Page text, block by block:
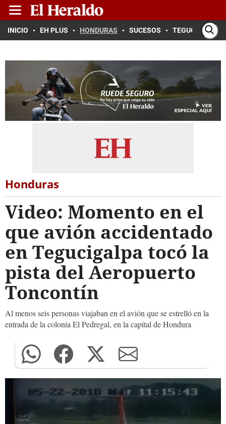
INICIO EH PLUS HONDURAS SUCESOS TEGUCIGALPA
Honduras
Video: Momento en el
que avión accidentado
en Tegucigalpa tocó la
pista del Aeropuerto
Toncontín
Al menos seis personas viajaban en el avión que se estrelló en la
entrada de la colonia El Pedregal, en la capital de Hondura
seconds
seconds